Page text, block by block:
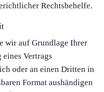
Rechtsbehelfe.
wir auf Grundlage Ihrer
Vertrags
oder an einen Dritten in
Format aushändigen